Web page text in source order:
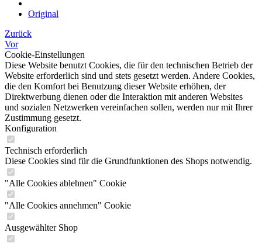
Original
Zurück
Vor
Cookie-Einstellungen
Diese Website benutzt Cookies, die für den technischen Betrieb der
Website erforderlich sind und stets gesetzt werden. Andere Cookies,
die den Komfort bei Benutzung dieser Website erhöhen, der
Direktwerbung dienen oder die Interaktion mit anderen Websites
und sozialen Netzwerken vereinfachen sollen, werden nur mit Ihrer
Zustimmung gesetzt.
Konfiguration
Technisch erforderlich
Diese Cookies sind für die Grundfunktionen des Shops notwendig.
"Alle Cookies ablehnen" Cookie
"Alle Cookies annehmen" Cookie
Ausgewählter Shop